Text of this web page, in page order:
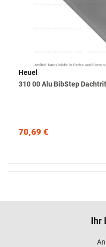
Heuel
310 00 Alu BibStep
70,69 €
Ihr